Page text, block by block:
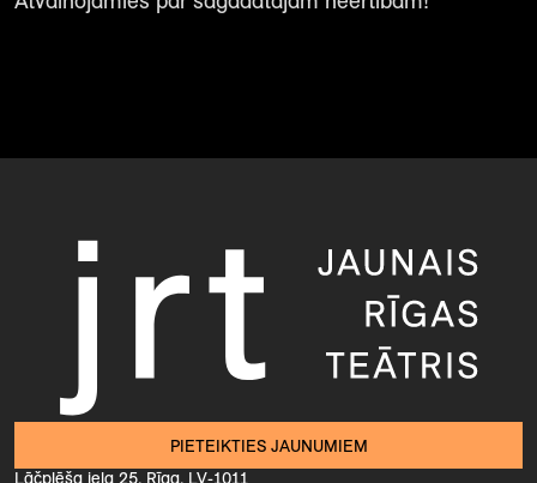
PIETEIKTIES JAUNUMIEM
Lāčplēša iela 25, Rīga, LV-1011